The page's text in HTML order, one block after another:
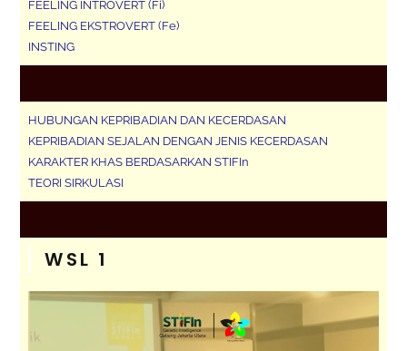
FEELING INTROVERT (Fi)
FEELING EKSTROVERT (Fe)
INSTING
HUBUNGAN KEPRIBADIAN DAN KECERDASAN
KEPRIBADIAN SEJALAN DENGAN JENIS KECERDASAN
KARAKTER KHAS BERDASARKAN STIFIn
TEORI SIRKULASI
WSL 1